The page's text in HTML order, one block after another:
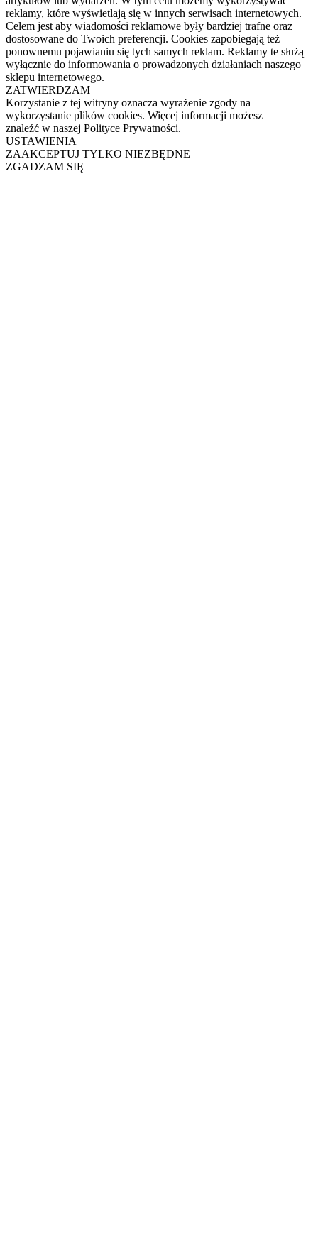
reklamy, które wyświetlają się w innych serwisach internetowych.
Celem jest aby wiadomości reklamowe były bardziej trafne oraz
dostosowane do Twoich preferencji. Cookies zapobiegają też
ponownemu pojawianiu się tych samych reklam. Reklamy te służą
wyłącznie do informowania o prowadzonych działaniach naszego
sklepu internetowego.
ZATWIERDZAM
Korzystanie z tej witryny oznacza wyrażenie zgody na
wykorzystanie plików cookies. Więcej informacji możesz
znaleźć w naszej Polityce Prywatności.
USTAWIENIA
ZAAKCEPTUJ TYLKO NIEZBĘDNE
ZGADZAM SIĘ